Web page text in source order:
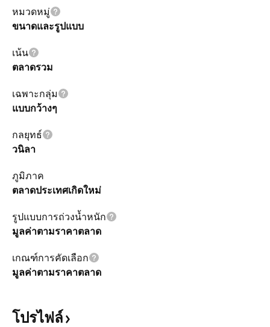
หมวดหมู่
ขนาดและรูปแบบ
เน้น
ตลาดรวม
เฉพาะกลุ่ม
แบบกว้างๆ
กลยุทธ์
วนิลา
ภูมิภาค
ตลาดประเทศเกิดใหม่
รูปแบบการถ่วงน้ำหนัก
มูลค่าตามราคาตลาด
เกณฑ์การคัดเลือก
มูลค่าตามราคาตลาด
โปรไฟล์